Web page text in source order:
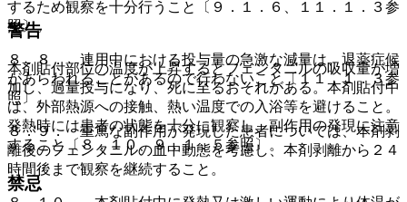
するため観察を十分行うこと〔９．１．６、１１．１．３参
照〕。
８．８． 連用中における投与量の急激な減量は、退薬症候
があらわれることがあるので行わないこと〔１１．１．３参
照〕。
８．９． 重篤な副作用が発現した患者については、本剤剥
離後のフェンタニルの血中動態を考慮し、本剤剥離から２４
時間後まで観察を継続すること。
警告
本剤貼付部位の温度が上昇するとフェンタニルの吸収量が増
加し、過量投与になり、死に至るおそれがある。本剤貼付中
は、外部熱源への接触、熱い温度での入浴等を避けること。
発熱時には患者の状態を十分に観察し、副作用の発現に注意
すること〔８．１０、９．１．５参照〕。
禁忌